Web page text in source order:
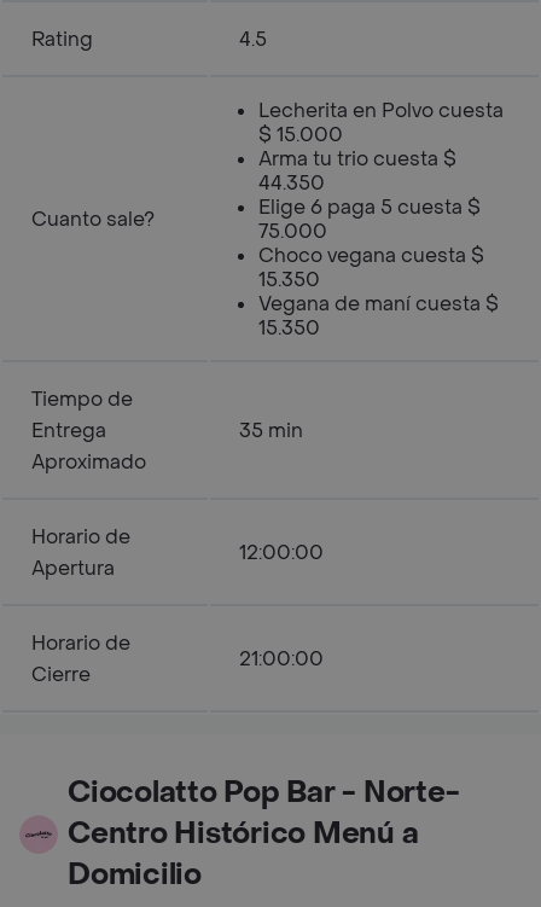
Rating 4.5
Cuanto sale?
Lecherita en Polvo cuesta
$ 15.000
Arma tu trio cuesta $
44.350
Elige 6 paga 5 cuesta $
75.000
Choco vegana cuesta $
15.350
Vegana de maní cuesta $
15.350
Tiempo de
Entrega
Aproximado
35 min
Horario de
Apertura
12:00:00
Horario de
Cierre
21:00:00
Ciocolatto Pop Bar - Norte-
Centro Histórico Menú a
Domicilio